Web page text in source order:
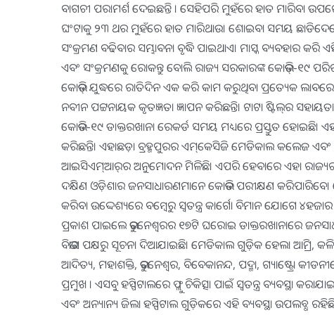
ବାଗଚୀ ପରାମର୍ଶ ଦେଇଛନ୍ତି । ସେହିପରି ମୁହଁରେ ହାତ ମାରିବା
ଘଂଟାକୁ ୨୩ ଥର ମୁହଁରେ ହାତ ମାରିଥାଉ। ଶୋଇବା ସମୟ
ସଂକ୍ରମଣ ବଢିବାର ସମ୍ଭାବନା ବୃଦ୍ଧି ପାଇଥାଏ। ମାସ୍କ ବ୍ୟବହାର
ଏବଂ ସଂକ୍ରମଣକୁ ରୋକନ୍ତୁ ବୋଲି ରାଜ୍ୟ ସରକାରଙ୍କ କୋଭିଡ୍‍-୧୯
କୋଭିଡ୍‌ ଯୁଦ୍ଧରେ ରାତିଦିନ ଏକ କରି କାମ କରୁଥିବା ପ୍ରତ୍ୟେକ
ନବୀନ ପଟ୍ଟନାୟକ କୃତଜ୍ଞତା ଜ୍ଞାପନ କରିଛନ୍ତି। ଟାଟା ଷ୍ଟିଲ୍‌ର
କୋଭିଡ-୧୯ ଡାକ୍ତରଖାନା ରେକର୍ଡ ସମୟ ମଧ୍ୟରେ ପ୍ରସ୍ତୁତ ହୋଇଛି।
କରିଛନ୍ତି। ଏହାଛଡ଼ା ବ୍ରହ୍ମପୁରର ଏମ୍‌କେସିଜି ମେଡିକାଲ କଲେଜ
ଆଇସିଏମ୍‌ଆର୍‌ର ଅନୁମୋଦନ ମିଳିଛି। ଏପରି ହେବାରେ ଏହା ରାଜ୍ୟର
ଦକ୍ଷିଣ ଓଡ଼ିଶାର ଜନସାଧାରଣମାନେ କୋଭିଡ ପରୀକ୍ଷଣ
କରିବା ଉଦ୍ଦେଶ୍ୟରେ ବମ୍ବେରୁ ସ୍ବତନ୍ତ୍ର କାର୍ଗୋ ବିମାନ ଯୋଗେ
ପ୍ରକାଶ ପାଇଲେ ଭୁବନେଶ୍ୱରର ୧୭ଟି ଘରୋଇ ଡାକ୍ତରଖାନାରେ
ବିଭାଗ ପକ୍ଷରୁ ସୂଚନା ଦିଆଯାଇଛି। ମେଡିକାଲ ଗୁଡ଼ିକ ହେଲା ଆମ୍ରି,
ଆଦିତ୍ୟ, ମହାଶକ୍ତି, ଭୁବନେଶ୍ୱର, ବିବେକାନନ୍ଦ, ପଦ୍ମା, ଗ୍ୟାଷ୍ଟ୍ରୋ
ପ୍ରମୁଖ । ଏସବୁ ହସ୍ପିଟାଲରେ ଫ୍ଲୁ ଚିକିତ୍ସା ପାଇଁ ସ୍ବତନ୍ତ୍ର ବ୍ୟବସ୍ଥା
ଏବଂ ଅନ୍ୟାନ୍ୟ ଜିଲା ହସ୍ପିଟାଲ ଗୁଡ଼ିକରେ ଏହି ବ୍ୟବସ୍ଥା ଉପଲବ୍ଧ